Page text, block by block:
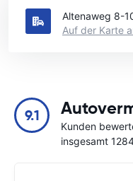
Altenaweg 8-
Auf der Karte
9.1
Kunden
insgesamt